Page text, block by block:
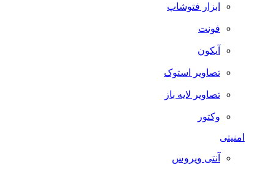
ابزار فتوشاپ
فونت
آیکون
تصاویر استوک
تصاویر لایه باز
وکتور
امنیتی
آنتی ویروس